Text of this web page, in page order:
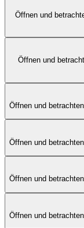
Öffnen und
Öffnen und
Öffnen und
Öffnen und
Öffnen und
Öffnen und